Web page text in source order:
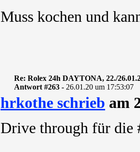
Muss kochen und
Re: Rolex 24h DAYTONA, 22./
Antwort #263 - 26.01.20 um 17:53:07
hrkothe schrieb am
Drive through für